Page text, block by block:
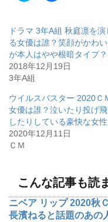
T
w
i
t
t
e
r
で
有
(
新
し
い
ウ
ィ
き
ま
す
)
o
o
k
で
共
有
す
ク
リ
ッ
ク
し
て
し
い
ウ
ィ
ン
ド
ドラマ 3年A組 秋庭凛を演
る女優は誰？笑顔がかわ
が本人はやや根暗タイプ？
2018年12月19日
3年A組
ウイルスバスター 2020Ｃ
女優は誰？泣いたり投げ
したりしている豪快な女性
2020年12月11日
ＣＭ
こんな記事も読
ニベア リップ 2020秋
長濱ねると話題のあの